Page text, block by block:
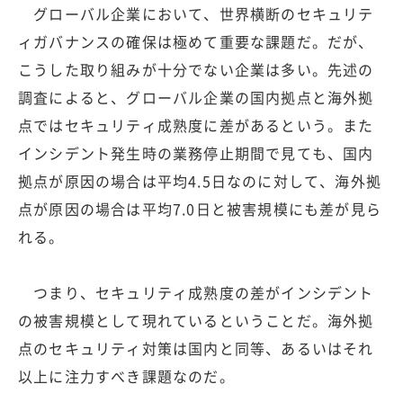
グローバル企業において、世界横断のセキュリテ
ィガバナンスの確保は極めて重要な課題だ。だが、
こうした取り組みが十分でない企業は多い。先述の
調査によると、グローバル企業の国内拠点と海外拠
点ではセキュリティ成熟度に差があるという。また
インシデント発生時の業務停止期間で見ても、国内
拠点が原因の場合は平均4.5日なのに対して、海外拠
点が原因の場合は平均7.0日と被害規模にも差が見ら
れる。
つまり、セキュリティ成熟度の差がインシデント
の被害規模として現れているということだ。海外拠
点のセキュリティ対策は国内と同等、あるいはそれ
以上に注力すべき課題なのだ。